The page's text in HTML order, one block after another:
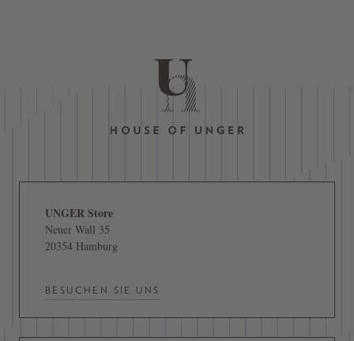
UNGER Store
Neuer Wall 35
20354 Hamburg
BESUCHEN SIE UNS